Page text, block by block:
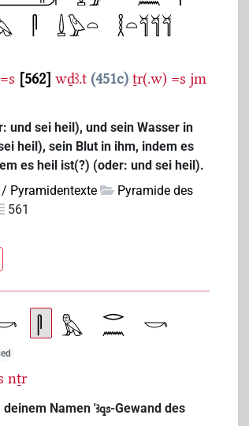
=s 562 wḏꜣ.t 451c ṯr(.w) =s jm
und sei heil), und sein Wasser in
heil), sein Blut in ihm, indem es
es heil ist(?) (oder: und sei heil).
Pyramidentexte
Pyramide des
561
nṯr
Namen 'ꜣqs-Gewand des